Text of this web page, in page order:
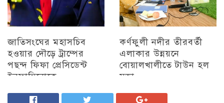
জাতিসংঘের মহাসচিব
হওয়ার দৌড়ে ট্রাম্পের
পছন্দ ফিফা প্রেসিডেন্ট
ইনফান্তিনোকে
চট্টগ্রাম
কর্ণফুলী নদীর তীরবর্তী
এলাকার উন্নয়নে
বোয়ালখালীতে টাউন হল
সভা
চট্টগ্রাম